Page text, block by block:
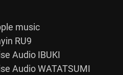
music
RU9
Audio IBUKI
Audio WATATSUMI